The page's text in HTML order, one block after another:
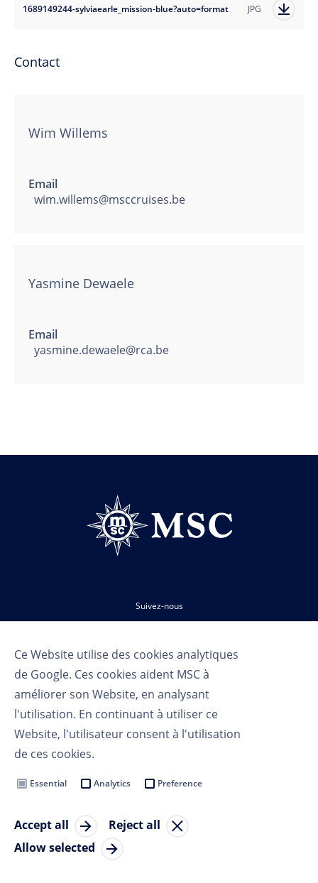
Ce Website utilise des cookies analytiques
de Google. Ces cookies aident MSC à
améliorer son Website, en analysant
l'utilisation. En continuant à utiliser ce
Website, l'utilisateur consent à l'utilisation
de ces cookies.
Essential Analytics Preference
Accept all
Reject all
Allow selected
1689149244-sylviaearle_mission-blue?auto=format JPG
Contact
Wim Willems
Email
wim.willems@msccruises.be
Yasmine Dewaele
Email
yasmine.dewaele@rca.be
Suivez-nous
Cookie Settings
Copryright 2023 MSC Croisières SA